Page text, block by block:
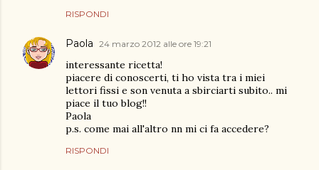
RISPONDI
Paola 24 marzo 2012 alle ore 19:21
interessante ricetta!
piacere di conoscerti, ti ho vista tra i miei
lettori fissi e son venuta a sbirciarti subito.. mi
piace il tuo blog!!
Paola
p.s. come mai all'altro nn mi ci fa accedere?
RISPONDI